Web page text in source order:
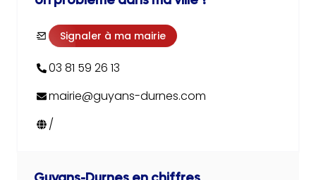
Signaler à ma mairie
03 81 59 26 13
mairie@guyans-durnes.com
/